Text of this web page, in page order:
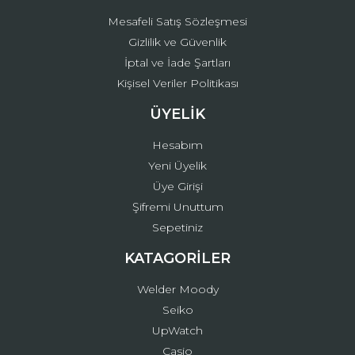
Mesafeli Satış Sözleşmesi
Gizlilik ve Güvenlik
İptal ve İade Şartları
Kişisel Veriler Politikası
ÜYELİK
Hesabım
Yeni Üyelik
Üye Girişi
Şifremi Unuttum
Sepetiniz
KATAGORİLER
Welder Moody
Seiko
UpWatch
Casio